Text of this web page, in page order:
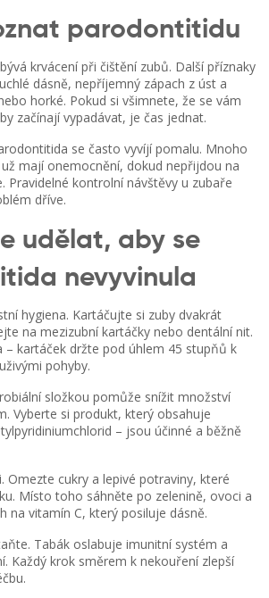
parodontitidu
krvácení při čištění zubů. Další příznaky
dásně, nepříjemný zápach z úst a
horké. Pokud si všimnete, že se vám
začínají vypadávat, je čas jednat.
se často vyvíjí pomalu. Mnoho
mají onemocnění, dokud nepřijdou na
Pravidelné kontrolní návštěvy u zubaře
dříve.
udělat, aby se
nevyvinula
hygiena. Kartáčujte si zuby dvakrát
na mezizubní kartáčky nebo dentální nit.
– kartáček držte pod úhlem 45 stupňů k
pohyby.
složkou pomůže snížit množství
Vyberte si produkt, který obsahuje
– jsou účinné a běžně
Omezte cukry a lepivé potraviny, které
Místo toho sáhněte po zelenině, ovoci a
na vitamín C, který posiluje dásně.
Tabák oslabuje imunitní systém a
Každý krok směrem k nekouření zlepší